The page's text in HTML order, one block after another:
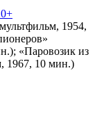
1954,
«Паровозик из
1967, 10 мин.)